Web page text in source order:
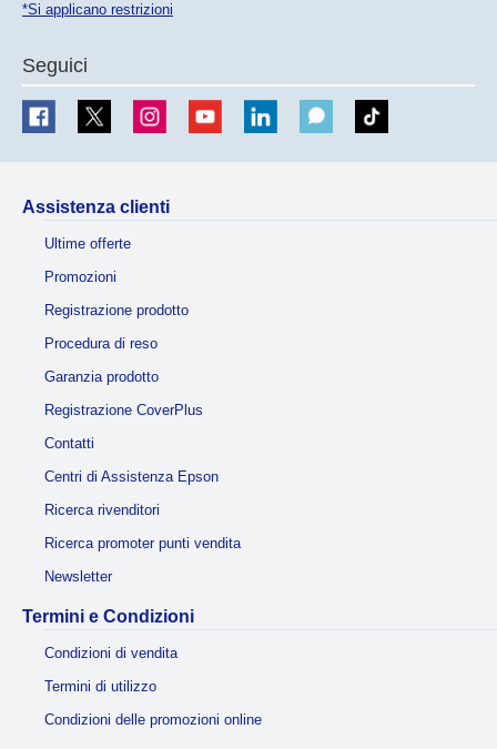
*Si applicano restrizioni
Seguici
Assistenza clienti
Ultime offerte
Promozioni
Registrazione prodotto
Procedura di reso
Garanzia prodotto
Registrazione CoverPlus
Contatti
Centri di Assistenza Epson
Ricerca rivenditori
Ricerca promoter punti vendita
Newsletter
Termini e Condizioni
Condizioni di vendita
Termini di utilizzo
Condizioni delle promozioni online